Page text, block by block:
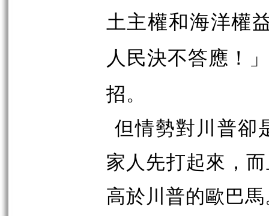
土主權和海洋權
人民決不答應！」
招。
但情勢對川普卻
家人先打起來，
高於川普的歐巴